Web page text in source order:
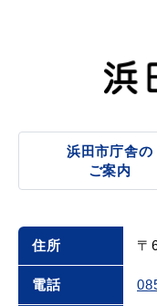
便利な
防災・防犯メ
気象情報リンク
浜田市庁舎の
ご案内
住所 〒
電話